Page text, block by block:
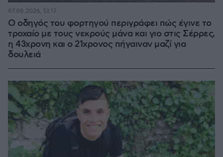
Ο οδηγός του φορτηγού περιγράφει πώς έγινε το
τροχαίο με τους νεκρούς μάνα και γιο στις Σέρρες,
η 43χρονη και ο 21χρονος πήγαιναν μαζί για
δουλειά
07.08.2026, 13:17